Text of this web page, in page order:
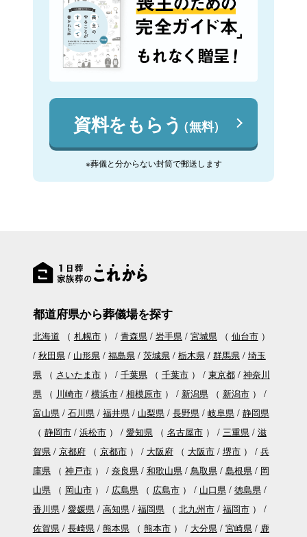
資料をもらう（無料）
※葬儀と分からない封筒で郵送します
都道府県から葬儀場を探す
北海道 （ 札幌市） 青森県 岩手県 宮城県（ 仙台市）
秋田県
山形県 福島県 茨城県 栃木県 群馬県
埼玉
県（ さいたま市） 千葉県（ 千葉市） 東京都
神奈川
県（ 川崎市 横浜市 相模原市） 新潟県（ 新潟市）
富山県
石川県 福井県 山梨県 長野県 岐阜県
静岡県
（ 静岡市 浜松市） 愛知県（ 名古屋市） 三重県
滋
賀県
京都府（ 京都市） 大阪府（ 大阪市 堺市）
兵
庫県（ 神戸市） 奈良県 和歌山県 鳥取県 島根県
岡
山県（ 岡山市） 広島県（ 広島市） 山口県
徳島県
香川県
愛媛県 高知県 福岡県（ 北九州市 福岡市）
佐賀県
長崎県 熊本県（ 熊本市） 大分県 宮崎県
鹿